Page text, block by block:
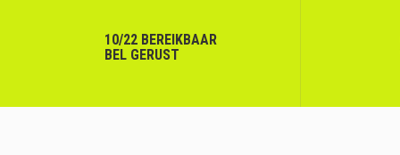
10/22 BEREIKBAAR
BEL GERUST